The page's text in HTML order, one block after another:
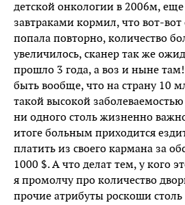
детской онкологии в 2006м, еще
завтраками кормил, что вот-
попала повторно, количество
увеличилось, сканер так же
прошло 3 года, а воз и ныне
быть вообще, что на страну 10
такой высокой
ни одного столь жизненно
итоге больным приходится
платить из своего кармана за
1000 $. А что делат тем, у кого
я промолчу про количество
прочие атрибуты роскоши